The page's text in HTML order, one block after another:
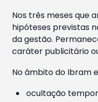
Nos três meses que
hipóteses previstas
da gestão.
caráter publicitário
No âmbito do Ibram
ocultação